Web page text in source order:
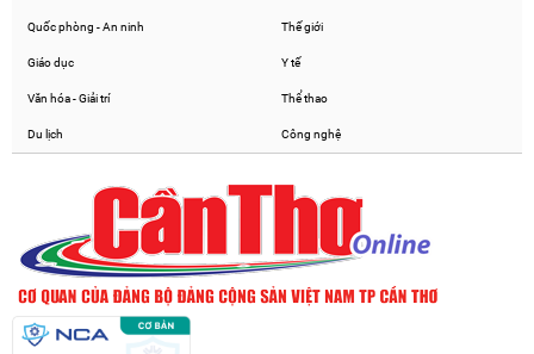
Quốc phòng - An ninh Thế giới
Giáo dục Y tế
Văn hóa - Giải trí Thể thao
Du lịch Công nghệ